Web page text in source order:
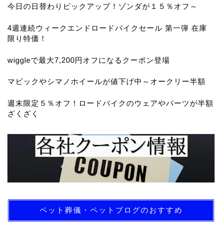
今日の日替わりピックアップ！ゾンダが１５％オフ～
4週連続ウィークエンドロードバイクセール 第一弾 在庫
限り特価！
wiggleで最大7,200円オフになるクーポン登場
マビックやシマノホイールが値下げ中～オークリー半額
週末限定５％オフ！ロードバイクのウェアやパーツが半額
ざくざく
ペット葬儀・ペットブログのおすすめ